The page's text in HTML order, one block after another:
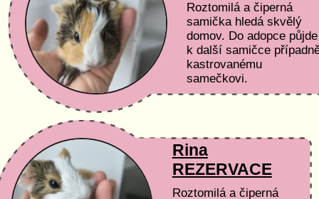
Roztomilá a čiperná
samička hledá skvělý
domov. Do adopce půjde
k další samičce
kastrovanému
samečkovi.
Rina
REZERVACE
Roztomilá a čiperná